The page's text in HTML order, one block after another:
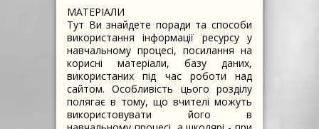
МАТЕРІАЛИ
Тут Ви знайдете поради та способи
використання інформації ресурсу у
навчальному процесі, посилання на
корисні матеріали, базу даних,
використаних під час роботи над
сайтом. Особливість цього розділу
полягає в тому, що вчителі можуть
використовувати його в